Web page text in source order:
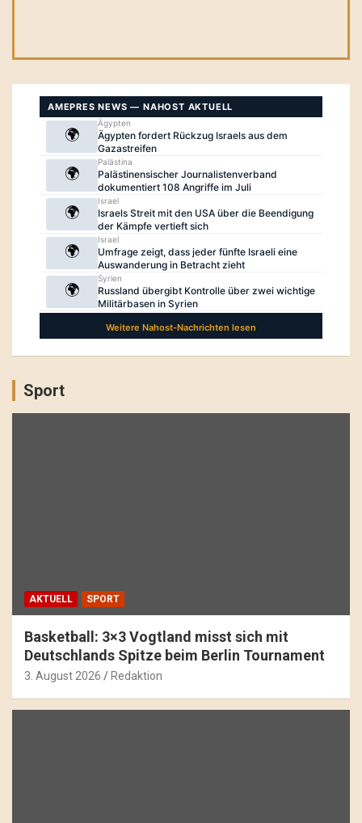
Sport
AKTUELL SPORT
Basketball: 3×3 Vogtland misst sich mit
Deutschlands Spitze beim Berlin Tournament
3. August 2026 Redaktion